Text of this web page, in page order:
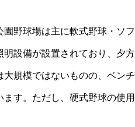
園野球場は主に軟式野球・ソ
明設備が設置されており、夕
大規模ではないものの、ベン
ます。ただし、硬式野球の使